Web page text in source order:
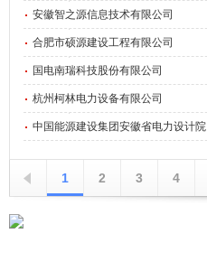
安徽智之源信息技术有限公司
合肥市硕源建设工程有限公司
国电南瑞科技股份有限公司
杭州柯林电力设备有限公司
中国能源建设集团安徽省电力设计院
1 2 3 4